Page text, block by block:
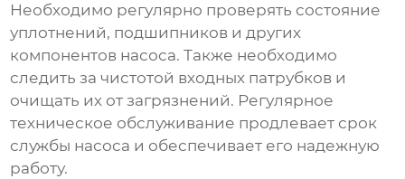
Необходимо регулярно проверять состояние
уплотнений, подшипников и других
компонентов насоса. Также необходимо
следить за чистотой входных патрубков и
очищать их от загрязнений. Регулярное
техническое обслуживание продлевает срок
службы насоса и обеспечивает его надежную
работу.